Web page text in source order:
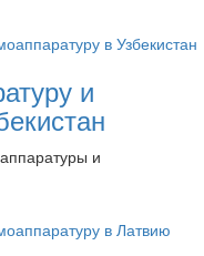
и
и